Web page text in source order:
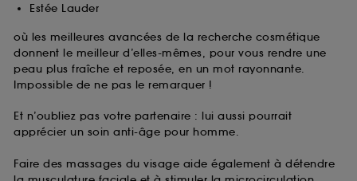
Estée Lauder
où les meilleures avancées de la recherche cosmétique
donnent le meilleur d’elles-mêmes, pour vous rendre une
peau plus fraîche et reposée, en un mot rayonnante.
Impossible de ne pas le remarquer !
Et n’oubliez pas votre partenaire : lui aussi pourrait
apprécier un soin anti-âge pour homme.
Faire des massages du visage aide également à détendre